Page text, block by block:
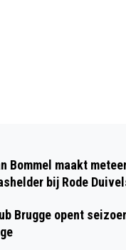
Bommel maakt
bij Rode
Brugge opent